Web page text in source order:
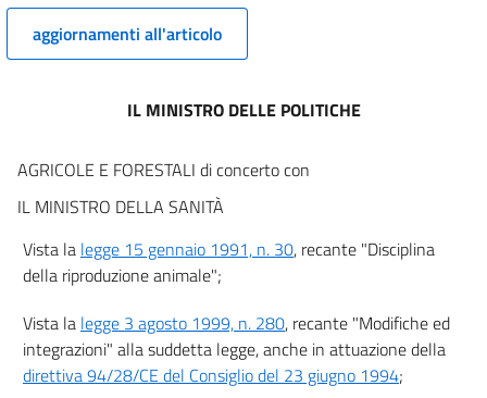
11
15
16
17
18
19
20
21
aggiornamenti all'articolo
IL MINISTRO DELLE POLITICHE
AGRICOLE E FORESTALI di concerto con
IL MINISTRO DELLA SANITÀ
Vista la legge 15 gennaio 1991, n. 30, recante "Disciplina
della riproduzione animale";
Vista la legge 3 agosto 1999, n. 280, recante "Modifiche ed
integrazioni" alla suddetta legge, anche in attuazione della
direttiva 94/28/CE del Consiglio del 23 giugno 1994;